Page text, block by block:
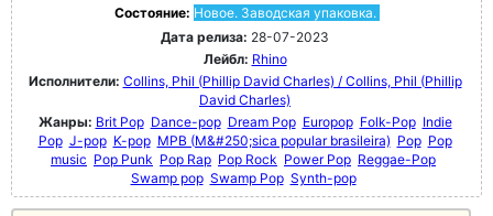
Состояние: Новое. Заводская упаковка.
Дата релиза: 28-07-2023
Лейбл: Rhino
Исполнители: Collins, Phil (Phillip David Charles) / Collins, Phil (Phillip
David Charles)
Жанры: Brit Pop Dance-pop Dream Pop Europop Folk-Pop Indie
Pop J-pop K-pop MPB (M&#250;sica popular brasileira) Pop Pop
music Pop Punk Pop Rap Pop Rock Power Pop Reggae-Pop
Swamp pop Swamp Pop Synth-pop